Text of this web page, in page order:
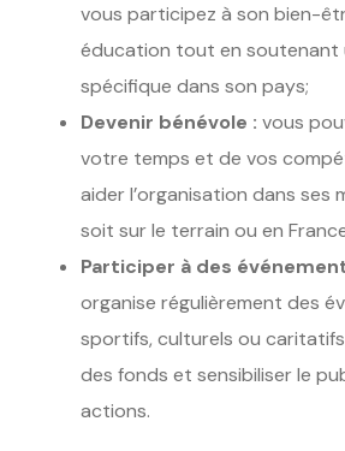
vous participez à son bien-
éducation tout en soutenant
spécifique dans son pays;
Devenir bénévole : vous
votre temps et de vos
aider l’organisation dans ses
soit sur le terrain ou en
Participer à des
organise régulièrement des
sportifs, culturels ou
des fonds et sensibiliser le
actions.